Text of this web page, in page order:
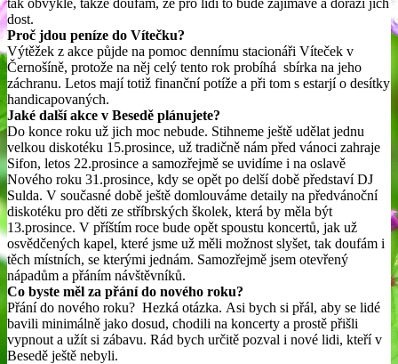
dost.
Proč jdou peníze do Vítečku?
Výtěžek z akce půjde na pomoc dennímu stacionáři Víteček v
Černošíně, protože na něj celý tento rok probíhá sbírka na jeho
záchranu. Letos mají totiž finanční potíže a při tom s estarjí o desítky
handicapovaných.
Jaké další akce v Besedě plánujete?
Do konce roku už jich moc nebude. Stihneme ještě udělat jednu
velkou diskotéku 15.prosince, už tradičně nám před vánoci zahraje
Sifon, letos 22.prosince a samozřejmě se uvidíme i na oslavě
Nového roku 31.prosince, kdy se opět po delší době představí DJ
Sulda. V současné době ještě domlouváme detaily na předvánoční
diskotéku pro děti ze stříbrských školek, která by měla být
13.prosince. V příštím roce bude opět spoustu koncertů, jak už
osvědčených kapel, které jsme už měli možnost slyšet, tak doufám i
těch místních, se kterými jednám. Samozřejmě jsem otevřený
nápadům a přáním návštěvníků.
Co byste měl za přání do nového roku?
Přání do nového roku? Hezká otázka. Asi bych si přál, aby se lidé
bavili minimálně jako dosud, chodili na koncerty a prostě přišli
vypnout a užít si zábavu. Rád bych určitě pozval i nové lidi, kteří v
Besedě ještě nebyli.